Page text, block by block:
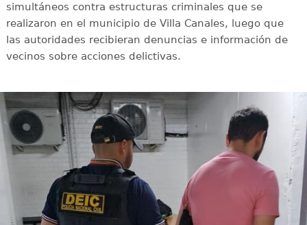
simultáneos contra estructuras criminales que se
realizaron en el municipio de Villa Canales, luego que
las autoridades recibieran denuncias e información de
vecinos sobre acciones delictivas.